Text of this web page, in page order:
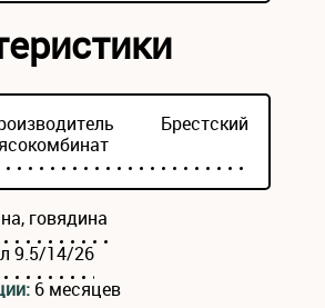
Брестский
говядина
9.5/14/26
6 месяцев